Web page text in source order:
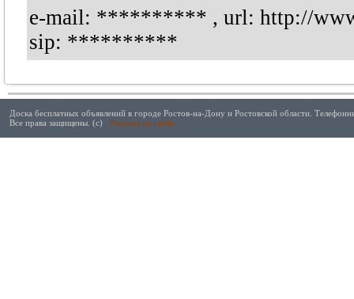
e-mail: ********** , url: http://
sip: **********
Доска бесплатных объявлений в городе Ростов-на-Дону и Ростовской области.
Все права защищены. (с) Реклама на сайте